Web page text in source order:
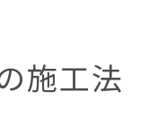
施工法